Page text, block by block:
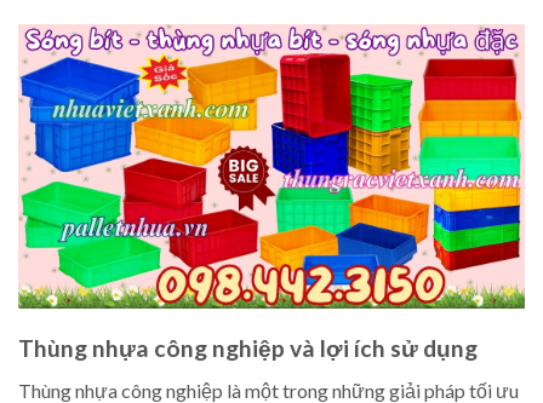
Thùng nhựa công nghiệp và lợi ích sử dụng
Thùng nhựa công nghiệp là một trong những giải pháp tối ưu